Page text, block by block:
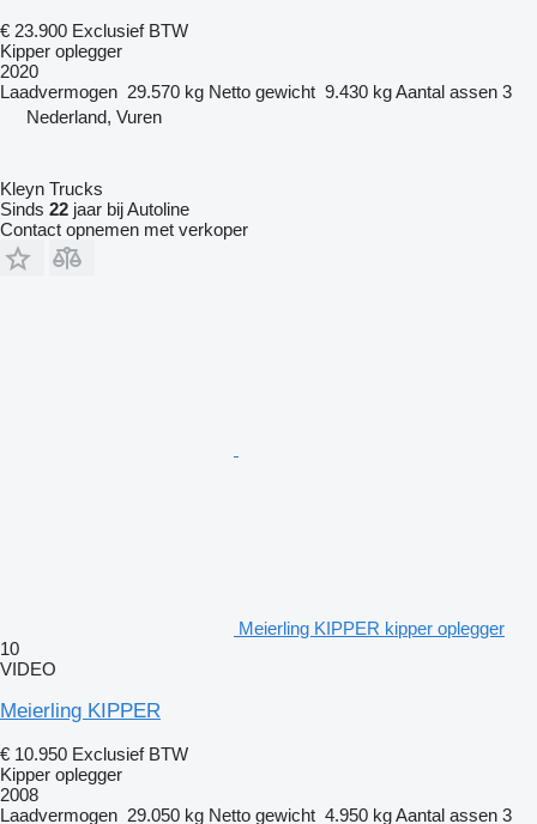
€ 23.900 Exclusief BTW
Kipper oplegger
2020
Laadvermogen 29.570 kg Netto gewicht 9.430 kgAantal assen 3
Nederland, Vuren
Kleyn Trucks
Sinds 22 jaar bij Autoline
Contact opnemen met verkoper
Meierling KIPPER kipper oplegger
10
VIDEO
Meierling KIPPER
€ 10.950 Exclusief BTW
Kipper oplegger
2008
Laadvermogen 29.050 kg Netto gewicht 4.950 kgAantal assen 3